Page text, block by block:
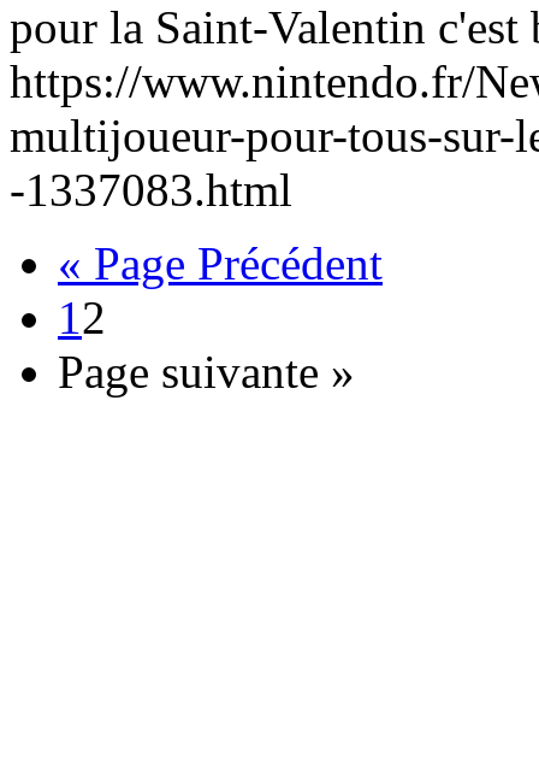
pour la Saint-Valentin c'est
https://www.nintendo.fr/
multijoueur-pour-tous-sur-
-1337083.html
« Page Précédent
12
Page suivante »